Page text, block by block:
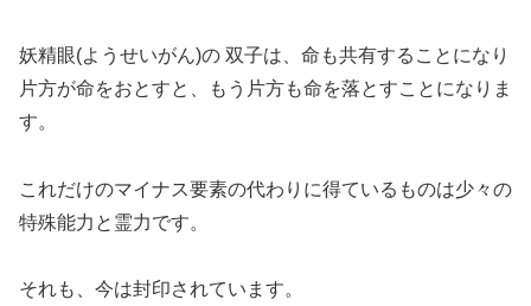
妖精眼(ようせいがん)の 双子は、命も共有することになり
片方が命をおとすと、もう片方も命を落とすことになりま
す。
これだけのマイナス要素の代わりに得ているものは少々の
特殊能力と霊力です。
それも、今は封印されています。